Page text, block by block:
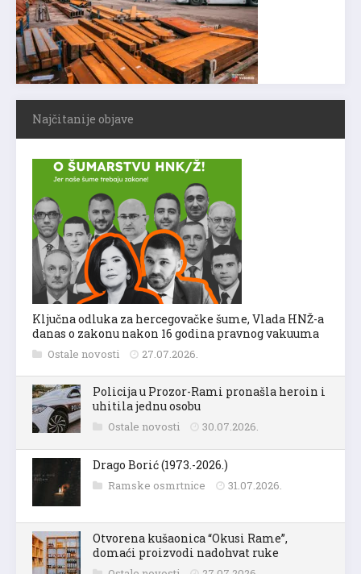
Najčitanije objave
Ključna odluka za hercegovačke šume, Vlada HNŽ-a
danas o zakonu nakon 16 godina pravnog vakuuma
Ostale novosti 27.07.2026.
Policija u Prozor-Rami pronašla heroin i
uhitila jednu osobu
Ostale novosti 30.07.2026.
Drago Borić (1973.-2026.)
Ramske osmrtnice 31.07.2026.
Otvorena kušaonica “Okusi Rame”,
domaći proizvodi nadohvat ruke